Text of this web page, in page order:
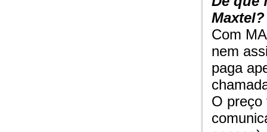
Maxtel?
Com
nem
paga
O preço